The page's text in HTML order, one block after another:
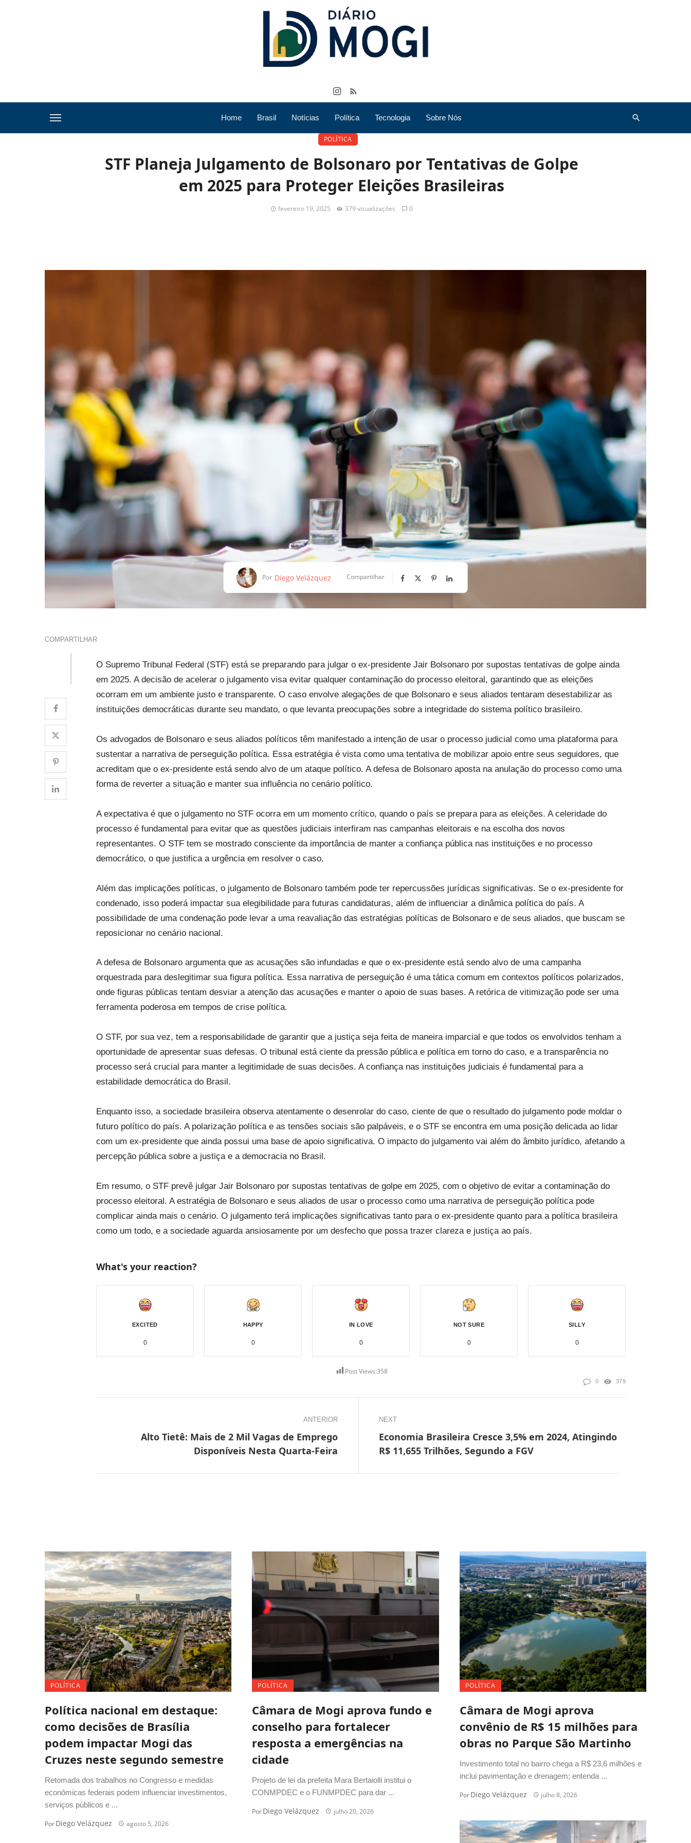
Home Brasil Notícias Política Tecnologia Sobre Nós
POLÍTICA
STF Planeja Julgamento de Bolsonaro por Tentativas de Golpe
em 2025 para Proteger Eleições Brasileiras
fevereiro 19, 2025 379 visualizações 0
Por Diego Velázquez Compartilhar
COMPARTILHAR
O Supremo Tribunal Federal (STF) está se preparando para julgar o ex-presidente Jair Bolsonaro por supostas tentativas de golpe ainda
em 2025. A decisão de acelerar o julgamento visa evitar qualquer contaminação do processo eleitoral, garantindo que as eleições
ocorram em um ambiente justo e transparente. O caso envolve alegações de que Bolsonaro e seus aliados tentaram desestabilizar as
instituições democráticas durante seu mandato, o que levanta preocupações sobre a integridade do sistema político brasileiro.
Os advogados de Bolsonaro e seus aliados políticos têm manifestado a intenção de usar o processo judicial como uma plataforma para
sustentar a narrativa de perseguição política. Essa estratégia é vista como uma tentativa de mobilizar apoio entre seus seguidores, que
acreditam que o ex-presidente está sendo alvo de um ataque político. A defesa de Bolsonaro aposta na anulação do processo como uma
forma de reverter a situação e manter sua influência no cenário político.
A expectativa é que o julgamento no STF ocorra em um momento crítico, quando o país se prepara para as eleições. A celeridade do
processo é fundamental para evitar que as questões judiciais interfiram nas campanhas eleitorais e na escolha dos novos
representantes. O STF tem se mostrado consciente da importância de manter a confiança pública nas instituições e no processo
democrático, o que justifica a urgência em resolver o caso.
Além das implicações políticas, o julgamento de Bolsonaro também pode ter repercussões jurídicas significativas. Se o ex-presidente for
condenado, isso poderá impactar sua elegibilidade para futuras candidaturas, além de influenciar a dinâmica política do país. A
possibilidade de uma condenação pode levar a uma reavaliação das estratégias políticas de Bolsonaro e de seus aliados, que buscam se
reposicionar no cenário nacional.
A defesa de Bolsonaro argumenta que as acusações são infundadas e que o ex-presidente está sendo alvo de uma campanha
orquestrada para deslegitimar sua figura política. Essa narrativa de perseguição é uma tática comum em contextos políticos polarizados,
onde figuras públicas tentam desviar a atenção das acusações e manter o apoio de suas bases. A retórica de vitimização pode ser uma
ferramenta poderosa em tempos de crise política.
O STF, por sua vez, tem a responsabilidade de garantir que a justiça seja feita de maneira imparcial e que todos os envolvidos tenham a
oportunidade de apresentar suas defesas. O tribunal está ciente da pressão pública e política em torno do caso, e a transparência no
processo será crucial para manter a legitimidade de suas decisões. A confiança nas instituições judiciais é fundamental para a
estabilidade democrática do Brasil.
Enquanto isso, a sociedade brasileira observa atentamente o desenrolar do caso, ciente de que o resultado do julgamento pode moldar o
futuro político do país. A polarização política e as tensões sociais são palpáveis, e o STF se encontra em uma posição delicada ao lidar
com um ex-presidente que ainda possui uma base de apoio significativa. O impacto do julgamento vai além do âmbito jurídico, afetando a
percepção pública sobre a justiça e a democracia no Brasil.
Em resumo, o STF prevê julgar Jair Bolsonaro por supostas tentativas de golpe em 2025, com o objetivo de evitar a contaminação do
processo eleitoral. A estratégia de Bolsonaro e seus aliados de usar o processo como uma narrativa de perseguição política pode
complicar ainda mais o cenário. O julgamento terá implicações significativas tanto para o ex-presidente quanto para a política brasileira
como um todo, e a sociedade aguarda ansiosamente por um desfecho que possa trazer clareza e justiça ao país.
Post Views:358
What's your reaction?
EXCITED
0
HAPPY
0
IN LOVE
0
NOT SURE
0
SILLY
0
0 379
ANTERIOR
Alto Tietê: Mais de 2 Mil Vagas de Emprego
Disponíveis Nesta Quarta-Feira
NEXT
Economia Brasileira Cresce 3,5% em 2024, Atingindo
R$ 11,655 Trilhões, Segundo a FGV
POLÍTICA
Política nacional em destaque:
como decisões de Brasília
podem impactar Mogi das
Cruzes neste segundo semestre
Retomada dos trabalhos no Congresso e medidas
econômicas federais podem influenciar investimentos,
serviços públicos e ...
PorDiego Velázquez agosto 5, 2026
POLÍTICA
Câmara de Mogi aprova fundo e
conselho para fortalecer
resposta a emergências na
cidade
Projeto de lei da prefeita Mara Bertaiolli institui o
CONMPDEC e o FUNMPDEC para dar ...
PorDiego Velázquez julho 20, 2026
POLÍTICA
Câmara de Mogi aprova
convênio de R$ 15 milhões para
obras no Parque São Martinho
Investimento total no bairro chega a R$ 23,6 milhões e
inclui pavimentação e drenagem; entenda ...
PorDiego Velázquez julho 8, 2026